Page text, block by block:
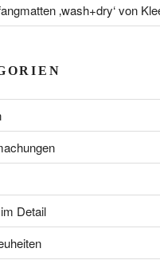
‚wash+dry‘ von
Detail